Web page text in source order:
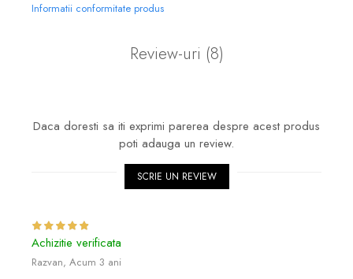
Informatii conformitate produs
Review-uri (8)
Daca doresti sa iti exprimi parerea despre acest produs
poti adauga un review.
SCRIE UN REVIEW
Achizitie verificata
Razvan, Acum 3 ani